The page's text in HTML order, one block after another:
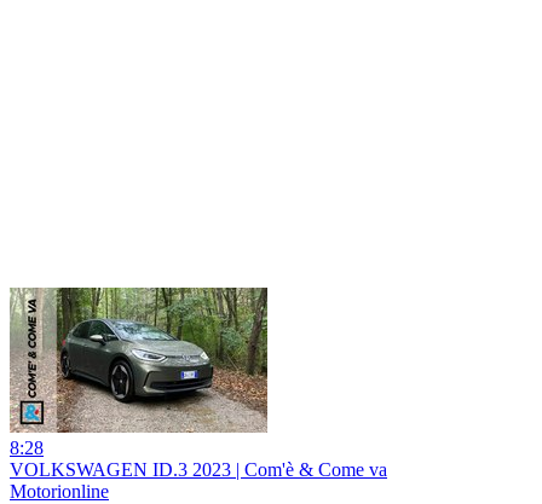
8:28
VOLKSWAGEN ID.3 2023 | Com'è & Come va
Motorionline